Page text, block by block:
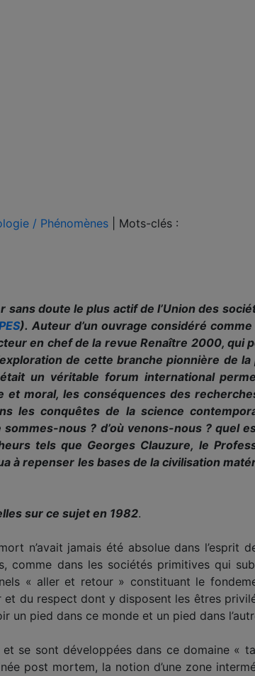
/ Phénomènes
Mots-clés :
doute le plus actif de l’Union des
). Auteur d’un ouvrage considéré
en chef de la revue Renaître 2000, qui
de cette branche pionnière de
un véritable forum international
moral, les conséquences des
les conquêtes de la science
nous ? d’où venons-nous ? quel
tels que Georges Clauzure, le
à repenser les bases de la civilisation
sur ce sujet en 1982.
n’avait jamais été absolue dans l’esprit
comme dans les sociétés primitives qui
« aller et retour » constituant le
du respect dont y disposent les êtres
un pied dans ce monde et un pied dans
se sont développées dans ce domaine «
post mortem, la notion d’une zone